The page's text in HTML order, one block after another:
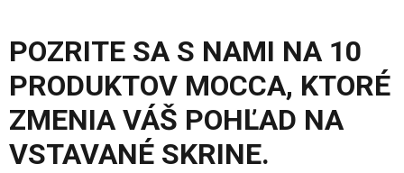
POZRITE SA S NAMI NA 10
PRODUKTOV MOCCA, KTORÉ
ZMENIA VÁŠ POHĽAD NA
VSTAVANÉ SKRINE.